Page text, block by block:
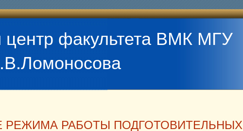
факультета ВМК МГУ
РЕЖИМА РАБОТЫ ПОДГОТОВИТЕЛЬНЫХ